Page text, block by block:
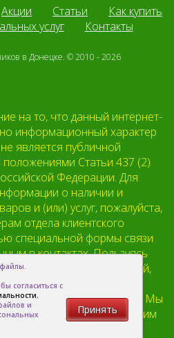
Акции Статьи
Как купить
услуг
Контакты
в Донецке. © 2010 - 2026
на то, что данный интернет-
информационный характер
является публичной
Статьи 437 (2)
Федерации. Для
о наличии и
и (или) услуг, пожалуйста,
отдела клиентского
специальной формы связи
в контактах. Пользуясь
связи или регистрацией,
мы будем хранить
информацию. Мы
информацию третьим
согласиться с
,
и
Принять